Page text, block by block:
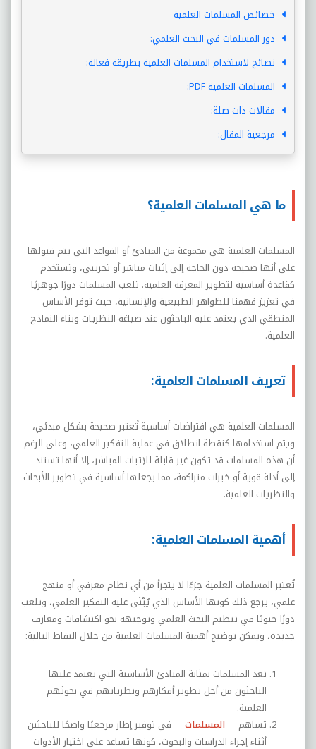
خصائص المسلمات العلمية
دور المسلمات في البحث العلمي:
نصائح لاستخدام المسلمات العلمية بطريقة فعالة:
المسلمات العلمية PDF:
مقالات ذات صلة:
مرجعية المقال:
ما هي المسلمات العلمية؟
المسلمات العلمية هي مجموعة من المبادئ أو القواعد التي يتم قبولها
على أنها صحيحة دون الحاجة إلى إثبات مباشر أو تجريبي، وتستخدم
كقاعدة أساسية لتطوير المعرفة العلمية. تلعب المسلمات دورًا جوهريًا
في تعزيز فهمنا للظواهر الطبيعية والإنسانية، حيث توفر الأساس
المنطقي الذي يعتمد عليه الباحثون عند صياغة النظريات وبناء النماذج
العلمية.
تعريف المسلمات العلمية:
المسلمات العلمية هي افتراضات أساسية تُعتبر صحيحة بشكل مبدئي،
ويتم استخدامها كنقطة انطلاق في عملية التفكير العلمي، وعلى الرغم
أن هذه المسلمات قد تكون غير قابلة للإثبات المباشر، إلا أنها تستند
إلى أدلة قوية أو خبرات متراكمة، مما يجعلها أساسية في تطوير الأبحاث
والنظريات العلمية.
أهمية المسلمات العلمية:
تُعتبر المسلمات العلمية جزءًا لا يتجزأ من أي نظام معرفي أو منهج
علمي، يرجع ذلك كونها الأساس الذي يُبْنَى عليه التفكير العلمي، وتلعب
دورًا حيويًا في تنظيم البحث العلمي وتوجيهه نحو اكتشافات ومعارف
جديدة، ويمكن توضيح أهمية المسلمات العلمية من خلال النقاط التالية:
تعد المسلمات بمثابة المبادئ الأساسية التي يعتمد عليها
الباحثون من أجل تطوير أفكارهم ونظرياتهم في بحوثهم
العلمية.
تساهم
المسلمات
في توفير إطار مرجعيًا واضحًا للباحثين
أثناء إجراء الدراسات والبحوث، كونها تساعد على اختيار الأدوات